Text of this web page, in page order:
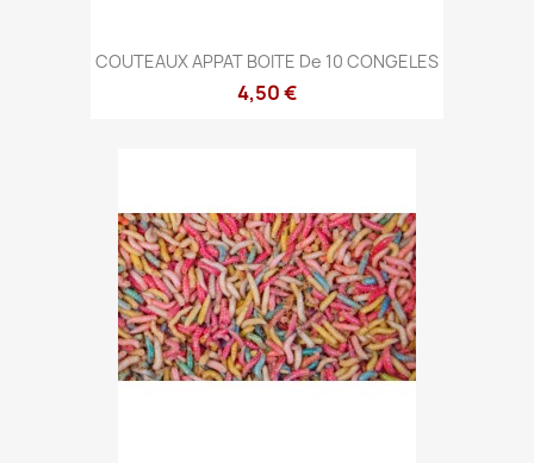
COUTEAUX APPAT BOITE De 10 CONGELES
4,50 €